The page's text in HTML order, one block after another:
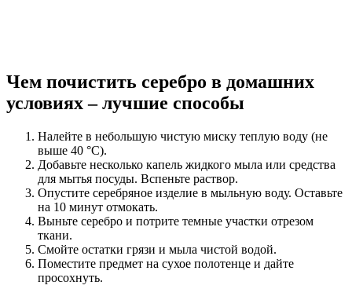
Чем почистить серебро в домашних
условиях – лучшие способы
Налейте в небольшую чистую миску теплую воду (не
выше 40 °C).
Добавьте несколько капель жидкого мыла или средства
для мытья посуды. Вспеньте раствор.
Опустите серебряное изделие в мыльную воду. Оставьте
на 10 минут отмокать.
Выньте серебро и потрите темные участки отрезом
ткани.
Смойте остатки грязи и мыла чистой водой.
Поместите предмет на сухое полотенце и дайте
просохнуть.